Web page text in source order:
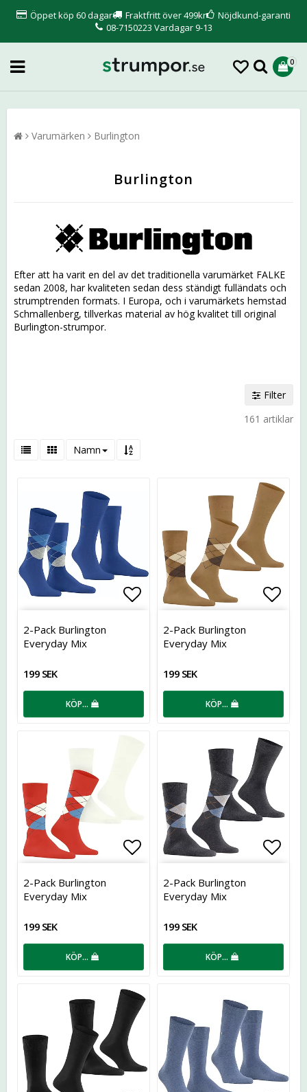
Öppet köp 60 dagar Fraktfritt över 499kr
Nöjdkund-garanti
08-7150223 Vardagar 9-13
0
Varumärken Burlington
Burlington
Efter att ha varit en del av det traditionella varumärket FALKE
sedan 2008, har kvaliteten sedan dess ständigt fulländats och
strumptrenden formats. I Europa, och i varumärkets hemstad
Schmallenberg, tillverkas material av hög kvalitet till original
Burlington-strumpor.
Filter
161 artiklar
Namn
Lägg till i favoritlistan
2-Pack Burlington
Everyday Mix
199 SEK
KÖP…
2-Pack Burlington
Everyday Mix
199 SEK
KÖP…
Lägg till i favoritlistan
2-Pack Burlington
Everyday Mix
199 SEK
KÖP…
2-Pack Burlington
Everyday Mix
199 SEK
KÖP…